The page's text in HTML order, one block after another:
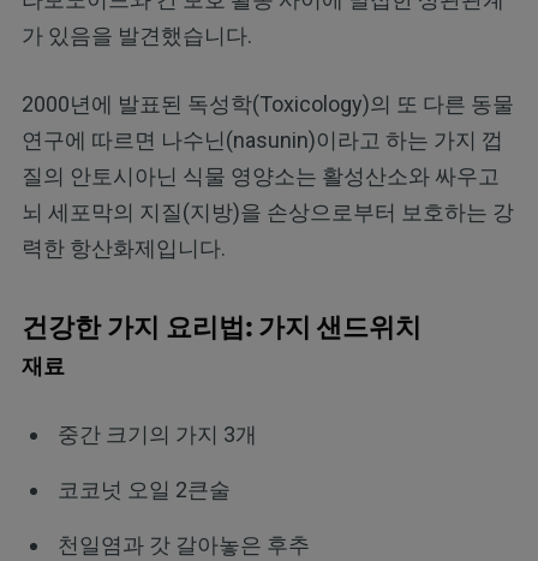
가 있음을 발견했습니다.
2000년에 발표된 독성학(Toxicology)의 또 다른 동물
연구에 따르면 나수닌(nasunin)이라고 하는 가지 껍
질의 안토시아닌 식물 영양소는 활성산소와 싸우고
뇌 세포막의 지질(지방)을 손상으로부터 보호하는 강
력한 항산화제입니다.
건강한 가지 요리법 : 가지 샌드위치
재료
중간 크기의 가지 3개
코코넛 오일 2큰술
천일염과 갓 갈아놓은 후추